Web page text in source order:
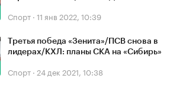
Спорт · 11 янв 2022, 10:39
Третья победа «Зенита»/ПСВ снова в
лидерах/КХЛ: планы СКА на «Сибирь»
Спорт · 24 дек 2021, 10:38